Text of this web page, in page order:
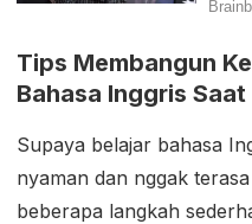
Tips Membangun
Bahasa Inggris Saat
Supaya belajar bahasa
nyaman dan nggak
beberapa langkah